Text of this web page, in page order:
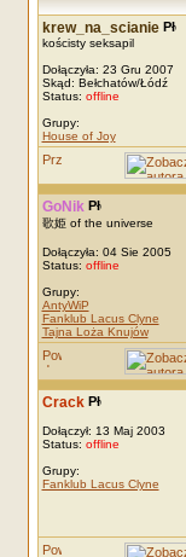
krew_na_scianie
kościsty seksapil
Dołączyła: 23 Gru 2007
Skąd: Bełchatów/Łódź
Status: offline
Grupy:
House of Joy
GoNik
歌姫 of the universe
Dołączyła: 04 Sie 2005
Status: offline
Grupy:
AntyWiP
Fanklub Lacus Clyne
Tajna Loża Knujów
Crack
Dołączył: 13 Maj 2003
Status: offline
Grupy:
Fanklub Lacus Clyne